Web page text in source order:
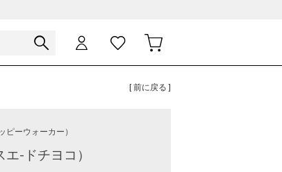
[ 前に戻る ]
ピーウォーカー）
-ドチヨコ）